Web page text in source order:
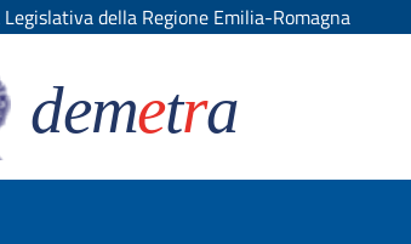
della Regione Emilia-Romagna
demetra